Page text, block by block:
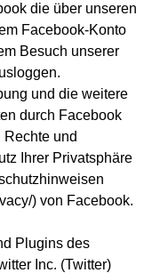
die über unseren
Facebook-Konto
Besuch unserer
und die weitere
durch Facebook
und
Ihrer Privatsphäre
) von Facebook.
Plugins des
Inc. (Twitter)